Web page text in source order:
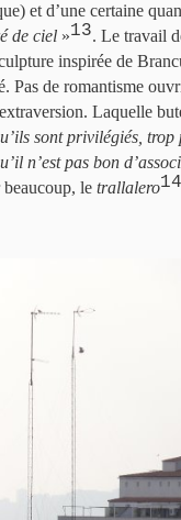
et d’une certaine
de ciel »13. Le travail
inspirée de
Pas de romantisme
Laquelle
sont privilégiés, trop
n’est pas bon
le trallalero14